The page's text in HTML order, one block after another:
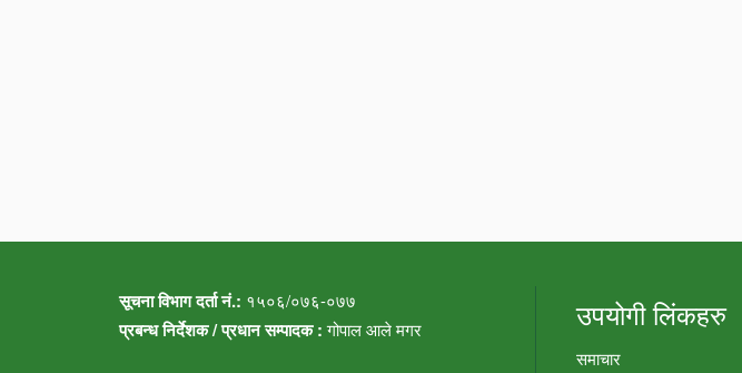
सूचना विभाग दर्ता नं.: १५०६/०७६-०७७
प्रबन्ध निर्देशक / प्रधान सम्पादक :गोपाल आले मगर उपयोगी लिंकहरु
समाचार